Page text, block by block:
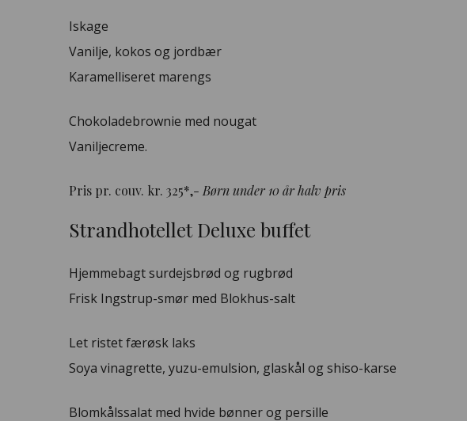
Iskage
Vanilje, kokos og jordbær
Karamelliseret marengs
Chokoladebrownie med nougat
Vaniljecreme.
Pris pr. couv. kr. 325*,- Børn under 10 år halv pris
Strandhotellet Deluxe buffet
Hjemmebagt surdejsbrød og rugbrød
Frisk Ingstrup-smør med Blokhus-salt
Let ristet færøsk laks
Soya vinagrette, yuzu-emulsion, glaskål og shiso-karse
Blomkålssalat med hvide bønner og persille